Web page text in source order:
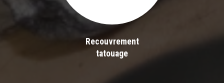
Recouvrement
tatouage